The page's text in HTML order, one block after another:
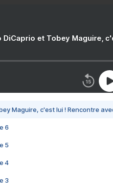
DiCaprio et Tobey Maguire,
Maguire, c'est lui ! Rencontre
6
5
4
3